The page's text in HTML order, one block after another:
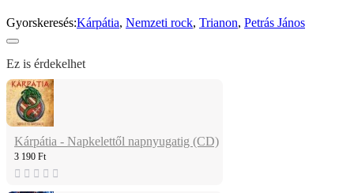
Gyorskeresés:Kárpátia, Nemzeti rock, Trianon, Petrás János
Ez is érdekelhet
Kárpátia - Napkelettől napnyugatig (CD)
3 190 Ft